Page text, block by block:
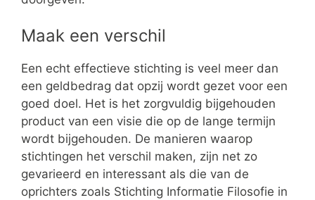
Maak een verschil
Een echt effectieve stichting is veel meer dan
een geldbedrag dat opzij wordt gezet voor een
goed doel. Het is het zorgvuldig bijgehouden
product van een visie die op de lange termijn
wordt bijgehouden. De manieren waarop
stichtingen het verschil maken, zijn net zo
gevarieerd en interessant als die van de
oprichters zoals Stichting Informatie Filosofie in